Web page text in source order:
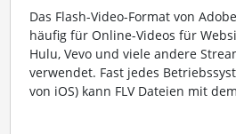
Das Flash-Video-Format von
häufig für Online-Videos für
Hulu, Vevo und viele andere
verwendet. Fast jedes
von iOS) kann FLV Dateien mit